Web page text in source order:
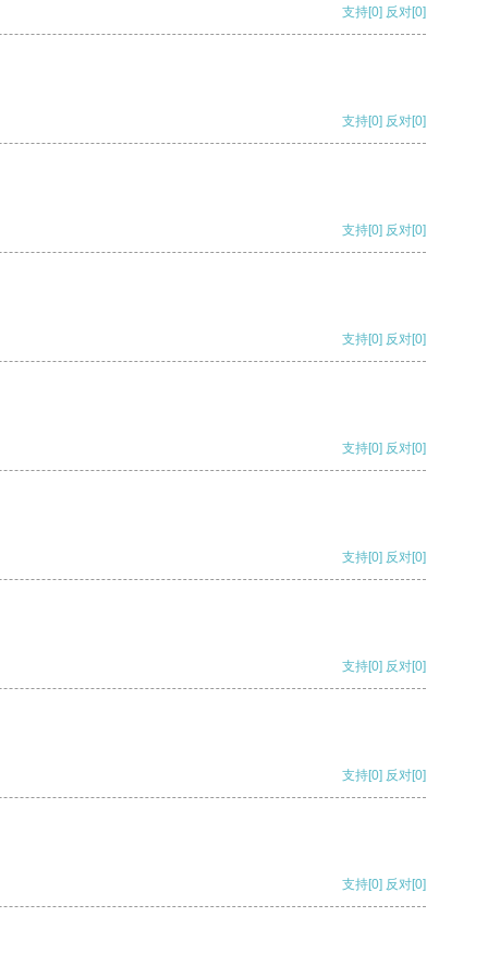
支持[0] 反对[0]
支持[0] 反对[0]
支持[0] 反对[0]
支持[0] 反对[0]
支持[0] 反对[0]
支持[0] 反对[0]
支持[0] 反对[0]
支持[0] 反对[0]
支持[0] 反对[0]